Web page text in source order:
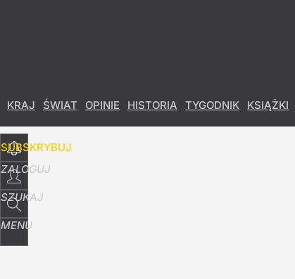
KRAJ ŚWIAT OPINIE HISTORIA TYGODNIK KSIĄŻKI
SUBSKRYBUJ
ZALOGUJ
SZUKAJ
MENU